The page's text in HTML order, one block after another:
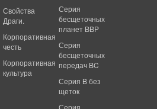
Свойства
Драги.
Корпоративная
честь
Корпоративная
культура
Серия
бесщеточных
планет BBP
Серия
бесщеточных
передач BC
Серия B без
щеток
Серия